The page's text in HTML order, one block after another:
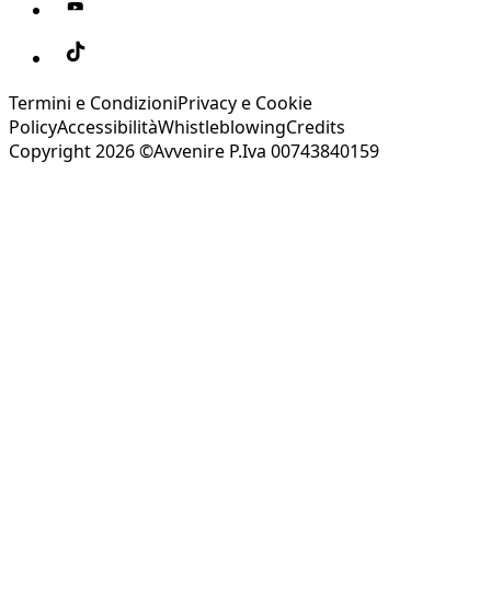
Termini e CondizioniPrivacy e Cookie
PolicyAccessibilitàWhistleblowingCredits
Copyright 2026 ©Avvenire P.Iva 00743840159